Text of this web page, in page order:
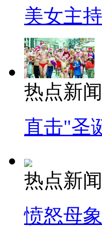
美女主
热点新闻
直击"圣
热点新闻
愤怒母